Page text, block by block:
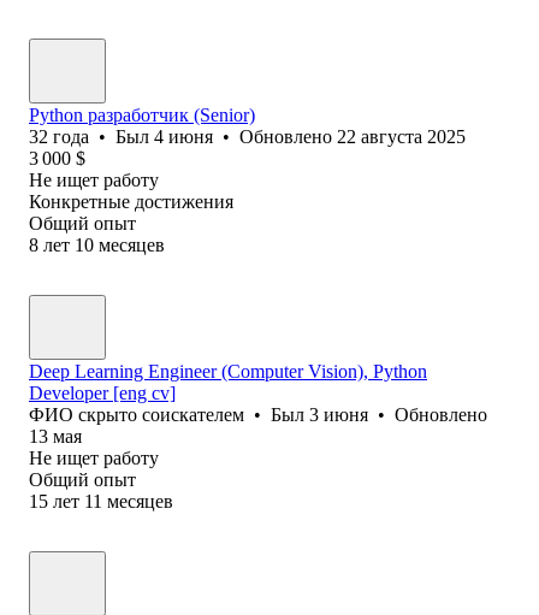
Python разработчик (Senior)
32 года • Был 4 июня • Обновлено 22 августа 2025
3 000 $
Не ищет работу
Конкретные достижения
Общий опыт
8 лет 10 месяцев
Deep Learning Engineer (Computer Vision), Python
Developer [eng cv]
ФИО скрыто соискателем • Был 3 июня • Обновлено
13 мая
Не ищет работу
Общий опыт
15 лет 11 месяцев